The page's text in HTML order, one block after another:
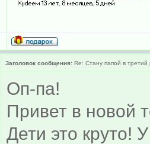
Заголовок сообщения: Re: Стану папой в третий
Оп-па!
Привет в новой
Дети это круто!